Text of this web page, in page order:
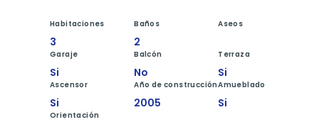
Habitaciones
3
Baños
2
Aseos
Garaje
Si
Balcón
No
Terraza
Si
Ascensor
Si
Año de construcción
2005
Amueblado
Si
Orientación